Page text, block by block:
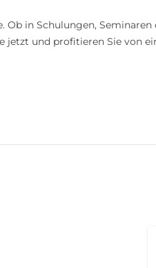
in Schulungen, Seminaren
jetzt und profitieren Sie von